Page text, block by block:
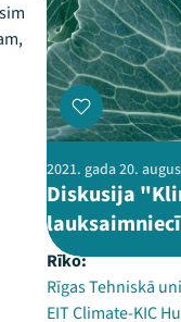
2021. gada 20.
Diskusija
Rīko:
Rīgas Tehniskā
EIT Climate-KIC